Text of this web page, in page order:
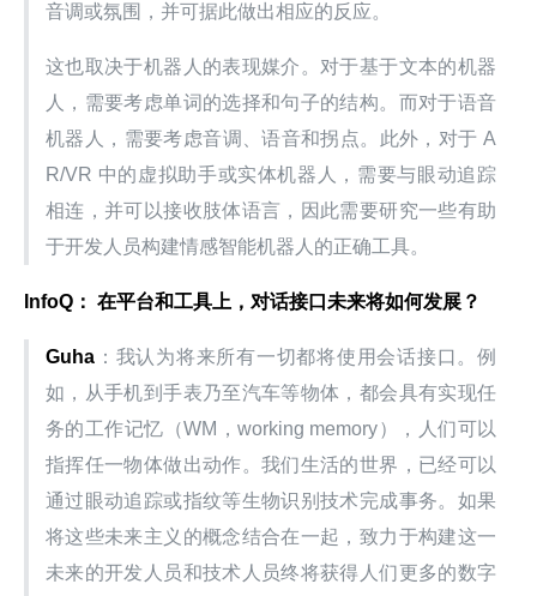
音调或氛围，并可据此做出相应的反应。
这也取决于机器人的表现媒介。对于基于文本的机器
人，需要考虑单词的选择和句子的结构。而对于语音
机器人，需要考虑音调、语音和拐点。此外，对于 A
R/VR 中的虚拟助手或实体机器人，需要与眼动追踪
相连，并可以接收肢体语言，因此需要研究一些有助
于开发人员构建情感智能机器人的正确工具。
InfoQ： 在平台和工具上，对话接口未来将如何发展？
Guha ：我认为将来所有一切都将使用会话接口。例
如，从手机到手表乃至汽车等物体，都会具有实现任
务的工作记忆（WM，working memory），人们可以
指挥任一物体做出动作。我们生活的世界，已经可以
通过眼动追踪或指纹等生物识别技术完成事务。如果
将这些未来主义的概念结合在一起，致力于构建这一
未来的开发人员和技术人员终将获得人们更多的数字